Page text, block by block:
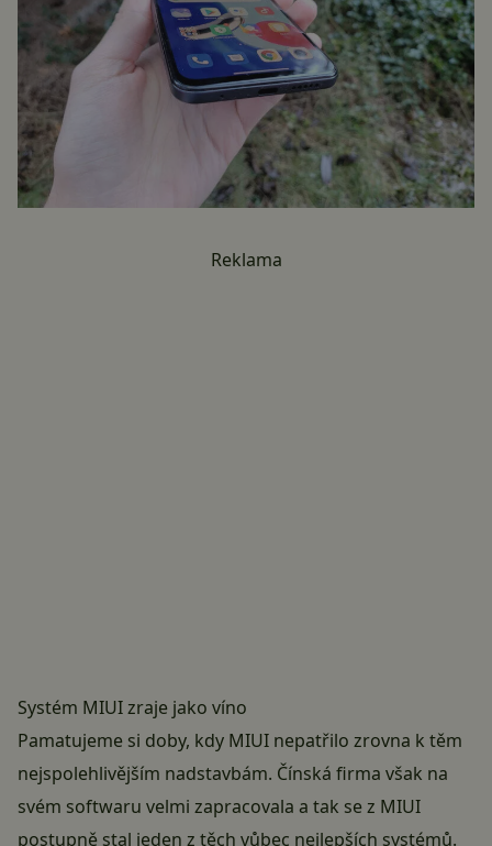
Reklama
Systém MIUI zraje jako víno
Pamatujeme si doby, kdy MIUI nepatřilo zrovna k těm
nejspolehlivějším nadstavbám. Čínská firma však na
svém softwaru velmi zapracovala a tak se z MIUI
postupně stal jeden z těch vůbec nejlepších systémů.